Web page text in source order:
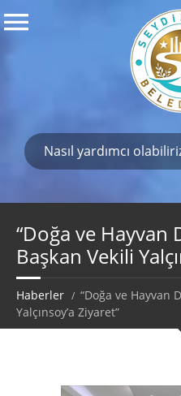
“Doğa ve Hayvan
Başkan Vekili
Haberler
“Doğa ve Hayvan
Yalçınsoy’a Ziyaret”